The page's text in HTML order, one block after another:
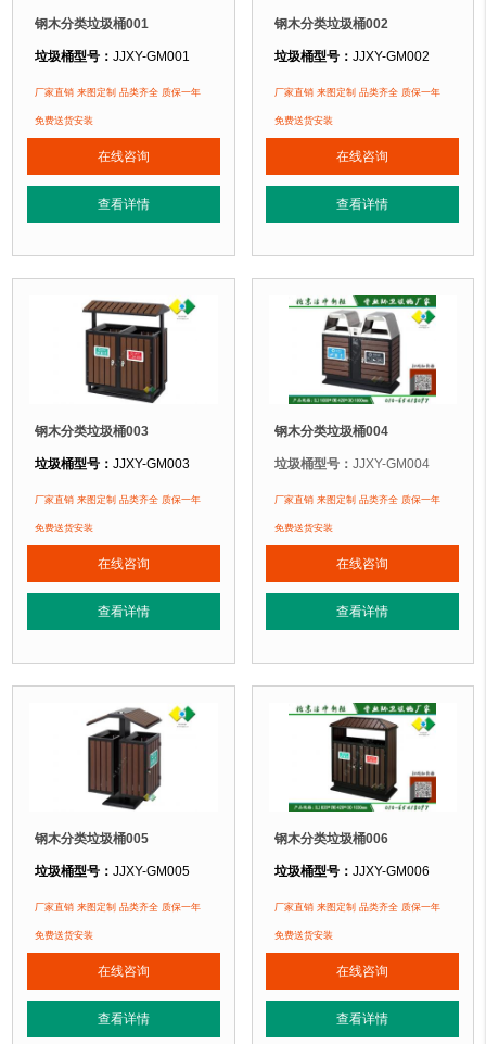
钢木分类垃圾桶001
垃圾桶型号：JJXY-GM001
垃圾桶规格：长1000mm 宽400mm 高1000mm
垃圾桶材质：
垃圾桶周期：现货产品 厂家直销 即拍即发 定制批发
垃圾桶特点：选用镀锌钢板裁剪、压制、折弯后再焊接而成型，垃圾桶经磷
正在使用该垃圾桶的部分客户：
怀化东方广场步行街、河北万达商城、北京某小区....
厂家直销 来图定制 品类齐全 质保一年
免费送货安装
在线咨询
查看详情
钢木分类垃圾桶002
垃圾桶型号： JJXY-GM002
垃圾桶规格：长980mm 宽500mm
垃圾桶材质：
垃圾桶周期：现货产品 厂家直销 即
垃圾桶特点：选用镀锌钢板裁剪、
正在使用该垃圾桶的部分客户：
北京奥利匹克水上公园、北京玉渊潭
厂家直销 来图定制 品类齐全 质保一年
免费送货安装
在线咨询
查看详情
钢木分类垃圾桶003
垃圾桶型号：JJXY-GM003
垃圾桶规格：长770mm 宽420mm 高925mm
垃圾桶材质：
垃圾桶周期：现货产品 厂家直销 即拍即发 定制批发
垃圾桶特点：选用镀锌钢板裁剪、压制、折弯后再焊接而成型，垃圾桶经磷
正在使用该垃圾桶的部分客户：
北京奥林匹克森林公园、北京万达广场、北京某小区....
厂家直销 来图定制 品类齐全 质保一年
免费送货安装
在线咨询
查看详情
钢木分类垃圾桶004
垃圾桶型号： JJXY-GM004
垃圾桶规格：长1000mm 宽420mm
垃圾桶材质：
垃圾桶周期：现货产品 厂家直销 即
垃圾桶特点：选用镀锌钢板裁剪、
正在使用该垃圾桶的部分客户：
北京香山公园、北京玉渊潭公园、北
厂家直销 来图定制 品类齐全 质保一年
免费送货安装
在线咨询
查看详情
钢木分类垃圾桶005
垃圾桶型号：JJXY-GM005
垃圾桶规格：长690mm 宽490mm 高980mm
垃圾桶材质：
垃圾桶周期：现货产品 厂家直销 即拍即发 定制批发
垃圾桶特点：选用镀锌钢板裁剪、压制、折弯后再焊接而成型，垃圾桶经磷
正在使用该垃圾桶的部分客户：
厂家直销 来图定制 品类齐全 质保一年
免费送货安装
在线咨询
查看详情
钢木分类垃圾桶006
垃圾桶型号： JJXY-GM006
垃圾桶规格：长820mm 宽420mm
垃圾桶材质：
垃圾桶周期：现货产品 厂家直销 即
垃圾桶特点：选用镀锌钢板裁剪、
正在使用该垃圾桶的部分客户：
厂家直销 来图定制 品类齐全 质保一年
免费送货安装
在线咨询
查看详情